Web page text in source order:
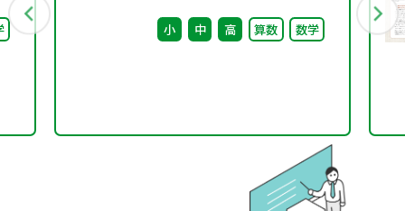
（第5回） 配付資
小 中 高 算数 数学